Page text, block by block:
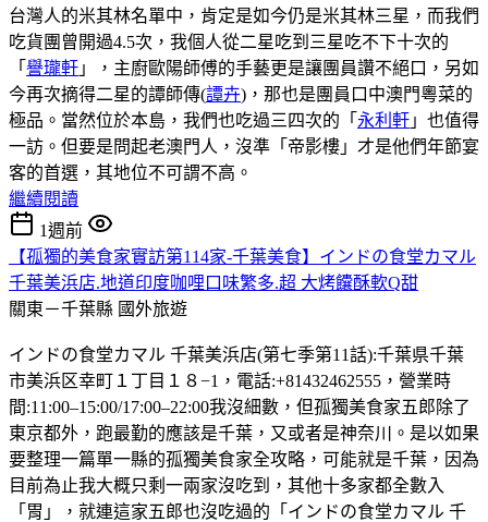
台灣人的米其林名單中，肯定是如今仍是米其林三星，而我們
吃貨團曾開過4.5次，我個人從二星吃到三星吃不下十次的
「 譽瓏軒 」，主廚歐陽師傅的手藝更是讓團員讚不絕口，另如
今再次摘得二星的譚師傳(譚卉)，那也是團員口中澳門粵菜的
極品。當然位於本島，我們也吃過三四次的「 永利軒 」也值得
一訪。但要是問起老澳門人，沒準「帝影樓」才是他們年節宴
客的首選，其地位不可謂不高。
繼續閱讀
1週前
【孤獨的美食家實訪第114家-千葉美食】インドの食堂カマル
千葉美浜店.地道印度咖哩口味繁多.超 大烤饢酥軟Q甜
關東－千葉縣 國外旅遊
インドの食堂カマル 千葉美浜店(第七季第11話):千葉県千葉
市美浜区幸町１丁目１８−1，電話:+81432462555，營業時
間:11:00–15:00/17:00–22:00我沒細數，但孤獨美食家五郎除了
東京都外，跑最勤的應該是千葉，又或者是神奈川。是以如果
要整理一篇單一縣的孤獨美食家全攻略，可能就是千葉，因為
目前為止我大概只剩一兩家沒吃到，其他十多家都全數入
「胃」，就連這家五郎也沒吃過的「インドの食堂カマル 千